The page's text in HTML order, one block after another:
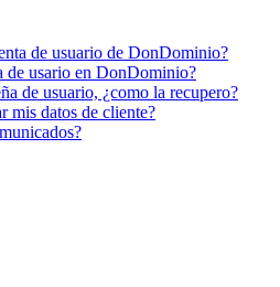
de usuario de DonDominio?
de usario en DonDominio?
de usuario, ¿como la recupero?
mis datos de cliente?